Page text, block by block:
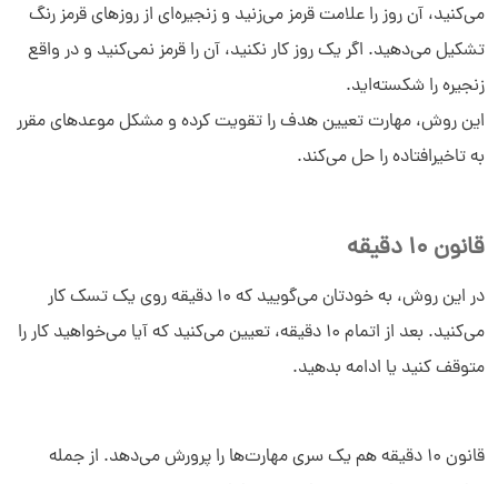
می‌کنید، آن روز را علامت قرمز می‌زنید و زنجیره‌ای از روزهای قرمز رنگ
تشکیل می‌دهید. اگر یک روز کار نکنید، آن را قرمز نمی‌کنید و در واقع
زنجیره را شکسته‌اید.
این روش، مهارت تعیین هدف را تقویت کرده و مشکل موعدهای مقرر
به تاخیرافتاده را حل می‌کند.
قانون 10 دقیقه
در این روش، به خودتان می‌گویید که 10 دقیقه روی یک تسک کار
می‌کنید. بعد از اتمام 10 دقیقه، تعیین می‌کنید که آیا می‌خواهید کار را
متوقف کنید یا ادامه بدهید.
قانون 10 دقیقه هم یک سری مهارت‌ها را پرورش می‌دهد. از جمله